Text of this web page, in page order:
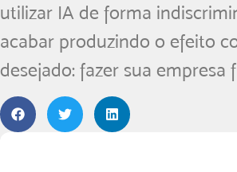
utilizar IA de forma
acabar produzindo o efeito
desejado: fazer sua empresa